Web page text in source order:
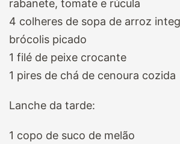
rabanete, tomate e rúcula
4 colheres de sopa de arroz
brócolis picado
1 filé de peixe crocante
1 pires de chá de cenoura cozida
Lanche da tarde:
1 copo de suco de melão